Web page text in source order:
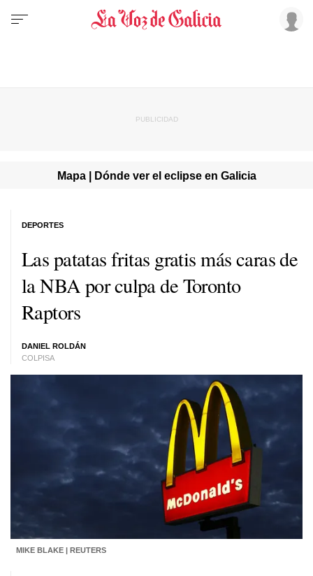
Mapa | Dónde ver el eclipse en Galicia
Las patatas fritas gratis más caras de
la NBA por culpa de Toronto
Raptors
DANIEL ROLDÁN
COLPISA
DEPORTES
MIKE BLAKE | REUTERS